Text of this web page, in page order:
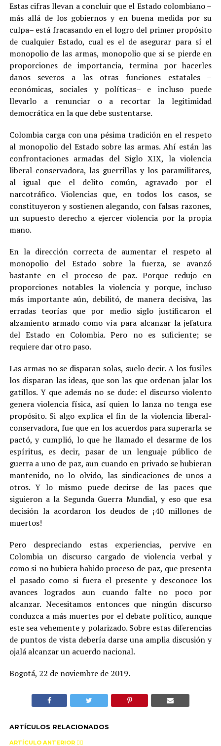
Estas cifras llevan a concluir que el Estado colombiano –
más allá de los gobiernos y en buena medida por su
culpa– está fracasando en el logro del primer propósito
de cualquier Estado, cual es el de asegurar para sí el
monopolio de las armas, monopolio que si se pierde en
proporciones de importancia, termina por hacerles
daños severos a las otras funciones estatales –
económicas, sociales y políticas– e incluso puede
llevarlo a renunciar o a recortar la legitimidad
democrática en la que debe sustentarse.
Colombia carga con una pésima tradición en el respeto
al monopolio del Estado sobre las armas. Ahí están las
confrontaciones armadas del Siglo XIX, la violencia
liberal-conservadora, las guerrillas y los paramilitares,
al igual que el delito común, agravado por el
narcotráfico. Violencias que, en todos los casos, se
constituyeron y sostienen alegando, con falsas razones,
un supuesto derecho a ejercer violencia por la propia
mano.
En la dirección correcta de aumentar el respeto al
monopolio del Estado sobre la fuerza, se avanzó
bastante en el proceso de paz. Porque redujo en
proporciones notables la violencia y porque, incluso
más importante aún, debilitó, de manera decisiva, las
erradas teorías que por medio siglo justificaron el
alzamiento armado como vía para alcanzar la jefatura
del Estado en Colombia. Pero no es suficiente; se
requiere dar otro paso.
Las armas no se disparan solas, suelo decir. A los fusiles
los disparan las ideas, que son las que ordenan jalar los
gatillos. Y que además no se dude: el discurso violento
genera violencia física, así quien lo lanza no tenga ese
propósito. Si algo explica el fin de la violencia liberal-
conservadora, fue que en los acuerdos para superarla se
pactó, y cumplió, lo que he llamado el desarme de los
espíritus, es decir, pasar de un lenguaje público de
guerra a uno de paz, aun cuando en privado se hubieran
mantenido, no lo olvido, las sindicaciones de unos a
otros. Y lo mismo puede decirse de las paces que
siguieron a la Segunda Guerra Mundial, y eso que esa
decisión la acordaron los deudos de ¡40 millones de
muertos!
Pero despreciando estas experiencias, pervive en
Colombia un discurso cargado de violencia verbal y
como si no hubiera habido proceso de paz, que presenta
el pasado como si fuera el presente y desconoce los
avances logrados aun cuando falte no poco por
alcanzar. Necesitamos entonces que ningún discurso
conduzca a más muertes por el debate político, aunque
este sea vehemente y polarizado. Sobre estas diferencias
de puntos de vista debería darse una amplia discusión y
ojalá alcanzar un acuerdo nacional.
Bogotá, 22 de noviembre de 2019.
ARTÍCULOS RELACIONADOS
ARTÍCULO ANTERIOR 👉🏻